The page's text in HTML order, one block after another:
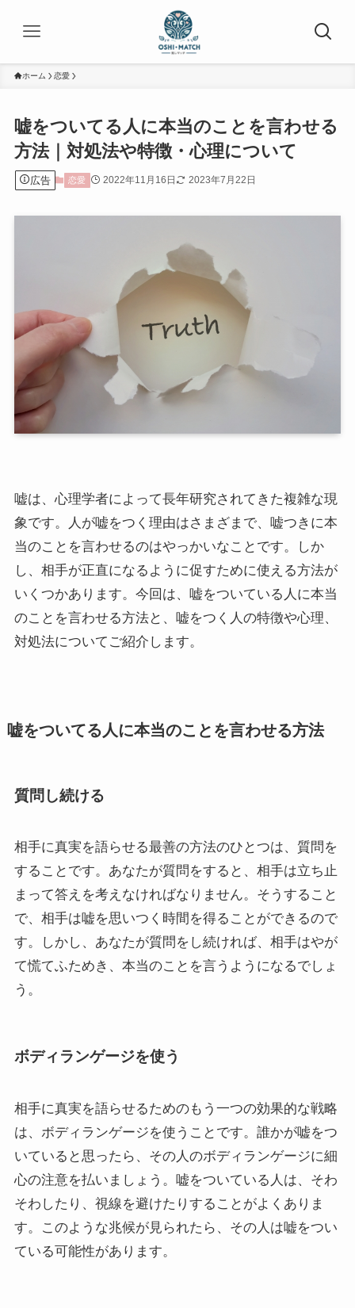
ホーム 恋愛
嘘をついてる人に本当のことを言わせる
方法｜対処法や特徴・心理について
広告 恋愛 2022年11月16日 2023年7月22日
嘘は、心理学者によって長年研究されてきた複雑な現
象です。人が嘘をつく理由はさまざまで、嘘つきに本
当のことを言わせるのはやっかいなことです。しか
し、相手が正直になるように促すために使える方法が
いくつかあります。今回は、嘘をついている人に本当
のことを言わせる方法と、嘘をつく人の特徴や心理、
対処法についてご紹介します。
嘘をついてる人に本当のことを言わせる方法
質問し続ける
相手に真実を語らせる最善の方法のひとつは、質問を
することです。あなたが質問をすると、相手は立ち止
まって答えを考えなければなりません。そうすること
で、相手は嘘を思いつく時間を得ることができるので
す。しかし、あなたが質問をし続ければ、相手はやが
て慌てふためき、本当のことを言うようになるでしょ
う。
ボディランゲージを使う
相手に真実を語らせるためのもう一つの効果的な戦略
は、ボディランゲージを使うことです。誰かが嘘をつ
いていると思ったら、その人のボディランゲージに細
心の注意を払いましょう。嘘をついている人は、そわ
そわしたり、視線を避けたりすることがよくありま
す。このような兆候が見られたら、その人は嘘をつい
ている可能性があります。